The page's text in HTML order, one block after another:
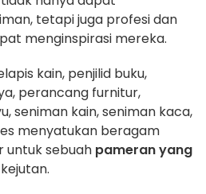
tetapi juga profesi dan
menginspirasi mereka.
kain, penjilid buku,
perancang furnitur,
seniman kain, seniman kaca,
menyatukan beragam
untuk sebuah pameran yang